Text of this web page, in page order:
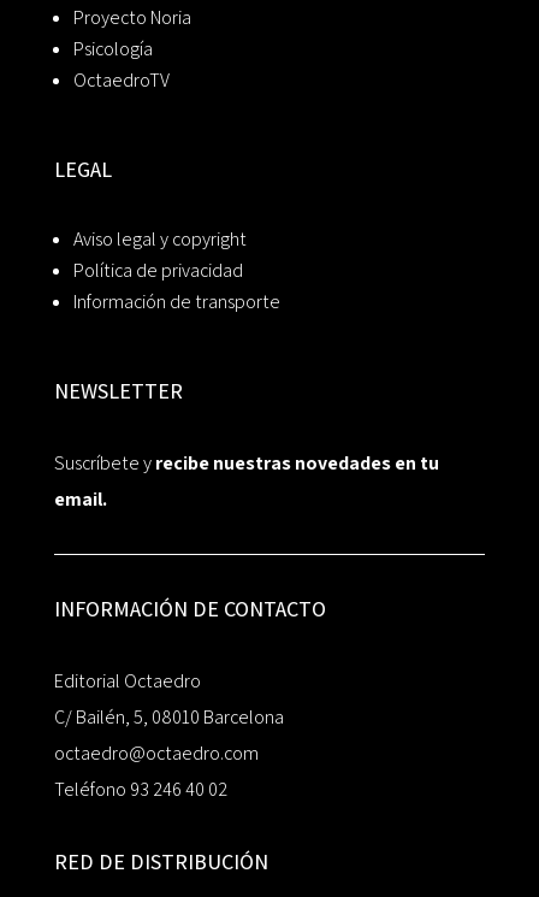
Proyecto Noria
Psicología
OctaedroTV
LEGAL
Aviso legal y copyright
Política de privacidad
Información de transporte
NEWSLETTER
Suscríbete yrecibe nuestras novedades en tu
email.
INFORMACIÓN DE CONTACTO
Editorial Octaedro
C/ Bailén, 5, 08010 Barcelona
octaedro@octaedro.com
Teléfono 93 246 40 02
RED DE DISTRIBUCIÓN